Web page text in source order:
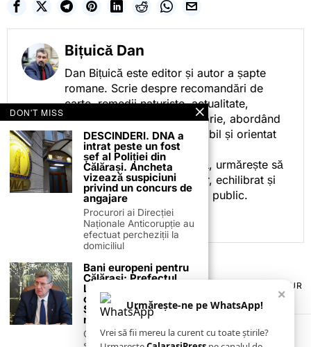
Bițuică Dan
Dan Bițuică este editor și autor a șapte
romane. Scrie despre recomandări de
carte, remedii naturiste, actualitate,
cotidian politic, sport și istorie, abordând
subiectele într-un stil accesibil și orientat
spre informare.
Prin activitatea sa editorială, urmărește să
ofere cititorilor conținut clar, echilibrat și
relevant, adaptat interesului public.
TERMENI ȘI CONDIȚII
POLITICA DE ANULARE & RETUR
PUBLICITATE ONLINE & TIPĂRITĂ
CONTACT
ZIARUL ANUNȚUL CĂLĂRĂȘEAN
×
Urmărește-ne pe WhatsApp!
Vrei să fii mereu la curent cu toate știrile?
DON'T MISS
DESCINDERI. DNA a
intrat peste un fost
șef al Poliției din
Călărași. Ancheta
vizează suspiciuni
privind un concurs de
angajare
Procurori ai Direcției
Naționale Anticorupție au
efectuat percheziții la
domiciliul
Bani europeni pentru
Călărași: Prefectul
Laurențiu State anunță
colaborarea cu ADR
Sud-Muntenia pentru
noi finanțări
Călărașul se pregătește